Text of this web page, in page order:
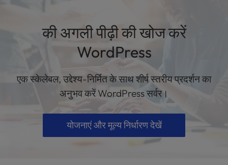
की अगली पीढ़ी की खोज करें
WordPress
एक स्केलेबल, उद्देश्य-निर्मित के साथ शीर्ष स्तरीय प्रदर्शन का
अनुभव करें WordPress सर्वर।
योजनाएं और मूल्य निर्धारण देखें